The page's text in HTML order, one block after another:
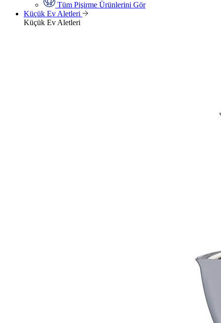
Tüm Pişirme Ürünlerini Gör
Küçük Ev Aletleri
Küçük Ev Aletleri